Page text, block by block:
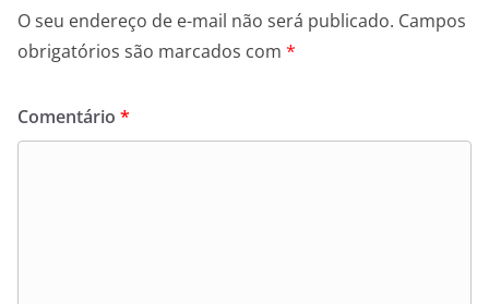
O seu endereço de e-mail não será publicado. Campos
obrigatórios são marcados com *
Comentário *